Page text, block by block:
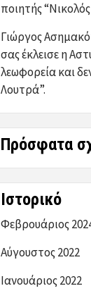
ποιητής
Γιώργος
σας έκλεισε η
λεωφορεία και
Λουτρά”.
Πρόσφατα
Ιστορικό
Φεβρουάριος
Αύγουστος 2022
Ιανουάριος 2022